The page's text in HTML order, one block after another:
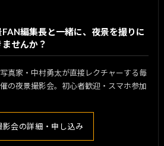
FAN編集長と一緒に、夜景を撮りに
せんか？
真家・中村勇太が直接レクチャーする毎
の夜景撮影会。初心者歓迎・スマホ参加
影会の詳細・申し込み